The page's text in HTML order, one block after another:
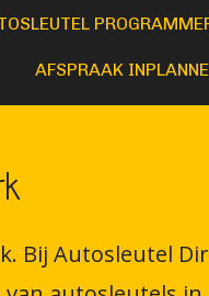
AFSPRAAK
Bij Autosleutel